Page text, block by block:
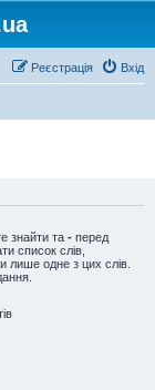
Вхід
Реєстрація
знайти та - перед
список слів,
лише одне з цих слів.